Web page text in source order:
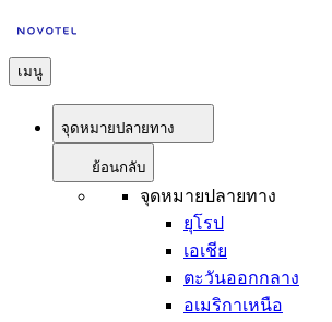
เมนู
จุดหมายปลายทาง
ย้อนกลับ
จุดหมายปลายทาง
ยุโรป
เอเชีย
ตะวันออกกลาง
อเมริกาเหนือ